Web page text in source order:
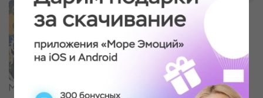
Мастер-класс по
Массаж на выбор